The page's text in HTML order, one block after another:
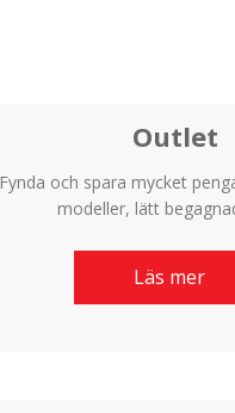
Outlet
Fynda och spara mycket
modeller, lätt
Läs mer